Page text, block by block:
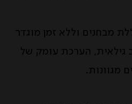
מבחנים וללא זמן מוגדר
גילאית, הערכת עומק של
מגוונות.